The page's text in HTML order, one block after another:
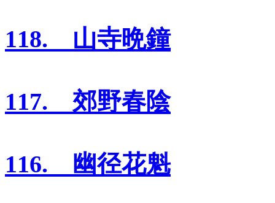
118. 山寺晩鐘
117. 郊野春陰
116. 幽径花魁